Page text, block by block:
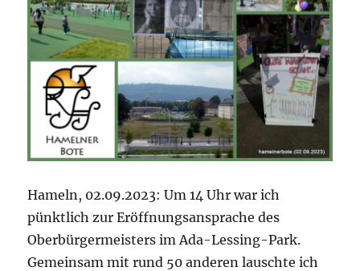
Hameln, 02.09.2023: Um 14 Uhr war ich
pünktlich zur Eröffnungsansprache des
Oberbürgermeisters im Ada-Lessing-Park.
Gemeinsam mit rund 50 anderen lauschte ich